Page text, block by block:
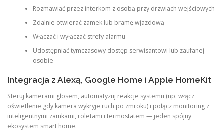
Rozmawiać przez interkom z osobą przy drzwiach wejściowych
Zdalnie otwierać zamek lub bramę wjazdową
Włączać i wyłączać strefy alarmu
Udostępniać tymczasowy dostęp serwisantowi lub zaufanej
osobie
Integracja z Alexą, Google Home i Apple HomeKit
Steruj kamerami głosem, automatyzuj reakcje systemu (np. włącz
oświetlenie gdy kamera wykryje ruch po zmroku) i połącz monitoring z
inteligentnymi zamkami, roletami i termostatem — jeden spójny
ekosystem smart home.